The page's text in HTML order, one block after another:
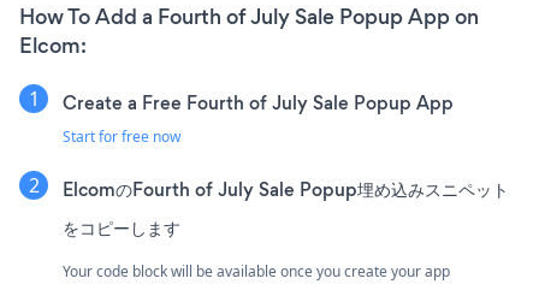
How To Add a Fourth of July Sale Popup App on
Elcom:
Create a Free Fourth of July Sale Popup App
Start for free now
ElcomのFourth of July Sale Popup埋め込みスニペット
をコピーします
Your code block will be available once you create your app